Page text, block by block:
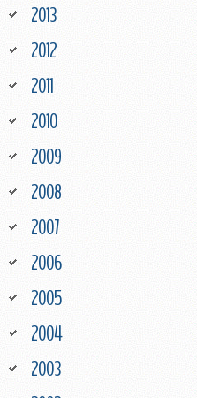
2013
2012
2011
2010
2009
2008
2007
2006
2005
2004
2003